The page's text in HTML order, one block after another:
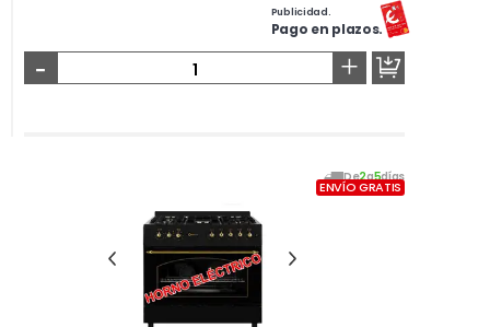
Publicidad.
Pago en plazos.
- +
De2a5días
ENVÍO GRATIS